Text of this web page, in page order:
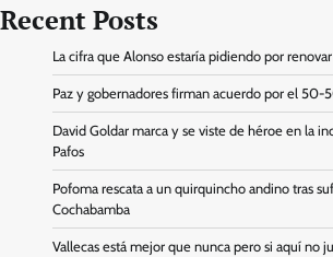
Recent Posts
La cifra que Alonso estaría pidiendo por
Paz y gobernadores firman acuerdo por el 50-
David Goldar marca y se viste de héroe en la
Pafos
Pofoma rescata a un quirquincho andino tras
Cochabamba
Vallecas está mejor que nunca pero si aquí no